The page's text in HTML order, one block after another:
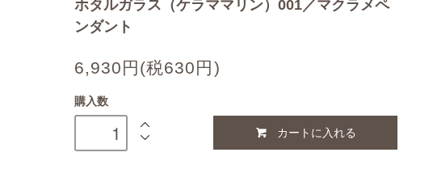
ホタルガラス（ケラママリン）001／マクラメペ
ンダント
6,930円(税630円)
購入数
カートに入れる